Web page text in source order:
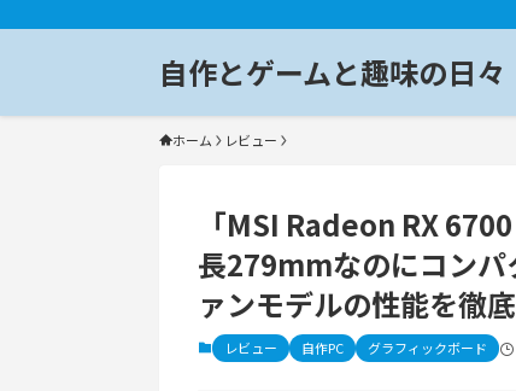
自作とゲームと趣味の日々
ホーム レビュー
「MSI Radeon RX
長279mmなのにコンパ
ァンモデルの性能を徹
レビュー 自作PC グラフィックボード